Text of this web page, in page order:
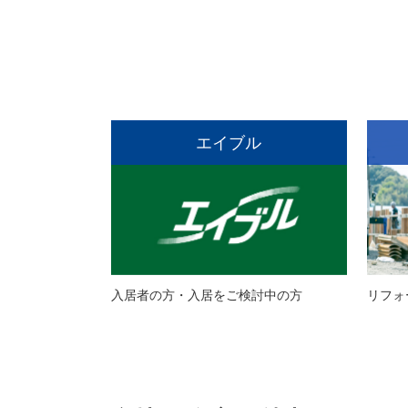
エイブル
入居者の方・入居をご検討中の方 リフ